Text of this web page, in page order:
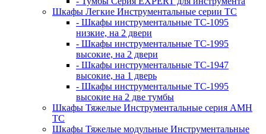
Шкафы Легкие Инструментальные серии ТС
- Шкафы инструментальные TC-1095
низкие, на 2 двери
- Шкафы инструментальные TC-1995
высокие, на 2 двери
- Шкафы инструментальные ТС-1947
высокие, на 1 дверь
- Шкафы инструментальные ТС-1995
высокие на 2 две тумбы
Шкафы Тяжелые Инструментальные серия AMH
TC
Шкафы Тяжелые модульные Инструментальные